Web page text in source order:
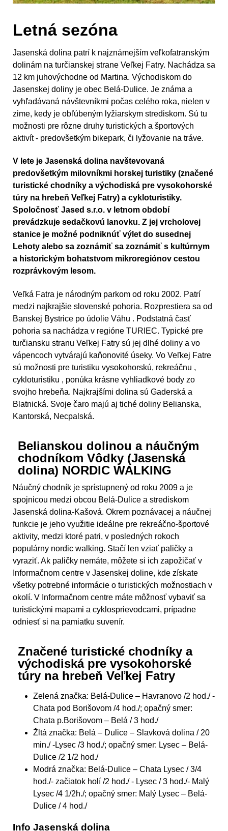
Letná sezóna
Jasenská dolina patrí k najznámejším veľkofatranským
dolinám na turčianskej strane Veľkej Fatry. Nachádza sa
12 km juhovýchodne od Martina. Východiskom do
Jasenskej doliny je obec Belá-Dulice. Je známa a
vyhľadávaná návštevníkmi počas celého roka, nielen v
zime, kedy je obľúbeným lyžiarskym strediskom. Sú tu
možnosti pre rôzne druhy turistických a športových
aktivít - predovšetkým bikepark, či lyžovanie na tráve.
V lete je Jasenská dolina navštevovaná
predovšetkým milovníkmi horskej turistiky (značené
turistické chodníky a východiská pre vysokohorské
túry na hrebeň Veľkej Fatry) a cykloturistiky.
Spoločnosť Jased s.r.o. v letnom období
prevádzkuje sedačkovú lanovku. Z jej vrcholovej
stanice je možné podniknúť výlet do susednej
Lehoty alebo sa zoznámiť sa zoznámiť s kultúrnym
a historickým bohatstvom mikroregiónov cestou
rozprávkovým lesom.
Veľká Fatra je národným parkom od roku 2002. Patrí
medzi najkrajšie slovenské pohoria. Rozprestiera sa od
Banskej Bystrice po údolie Váhu . Podstatná časť
pohoria sa nachádza v regióne TURIEC. Typické pre
turčiansku stranu Veľkej Fatry sú jej dlhé doliny a vo
vápencoch vytvárajú kaňonovité úseky. Vo Veľkej Fatre
sú možnosti pre turistiku vysokohorskú, rekreáčnu ,
cykloturistiku , ponúka krásne vyhliadkové body zo
svojho hrebeňa. Najkrajšími dolina sú Gaderská a
Blatnická. Svoje čaro majú aj tiché doliny Belianska,
Kantorská, Necpalská.
Belianskou dolinou a náučným
chodníkom Vôdky (Jasenská
dolina) NORDIC WALKING
Náučný chodník je sprístupnený od roku 2009 a je
spojnicou medzi obcou Belá-Dulice a strediskom
Jasenská dolina-Kašová. Okrem poznávacej a náučnej
funkcie je jeho využitie ideálne pre rekreáčno-športové
aktivity, medzi ktoré patri, v posledných rokoch
populárny nordic walking. Stačí len vziať paličky a
vyraziť. Ak paličky nemáte, môžete si ich zapožičať v
Informačnom centre v Jasenskej doline, kde získate
všetky potrebné informácie o turistických možnostiach v
okolí. V Informačnom centre máte môžnosť vybaviť sa
turistickými mapami a cyklosprievodcami, prípadne
odniesť si na pamiatku suvenír.
Značené turistické chodníky a
východiská pre vysokohorské
túry na hrebeň Veľkej Fatry
Zelená značka: Belá-Dulice – Havranovo /2 hod./ -
Chata pod Borišovom /4 hod./; opačný smer:
Chata p.Borišovom – Belá / 3 hod./
Žltá značka: Belá – Dulice – Slavková dolina / 20
min./ -Lysec /3 hod./; opačný smer: Lysec – Belá-
Dulice /2 1/2 hod./
Modrá značka: Belá-Dulice – Chata Lysec / 3/4
hod./- začiatok holí /2 hod./ - Lysec / 3 hod./- Malý
Lysec /4 1/2h./; opačný smer: Malý Lysec – Belá-
Dulice / 4 hod./
Info Jasenská dolina